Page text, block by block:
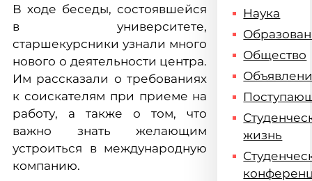
В ходе беседы, состоявшейся
в университете,
старшекурсники узнали много
нового о деятельности центра.
Им рассказали о требованиях
к соискателям при приеме на
работу, а также о том, что
важно знать желающим
устроиться в международную
компанию.
Наука
Общество
жизнь